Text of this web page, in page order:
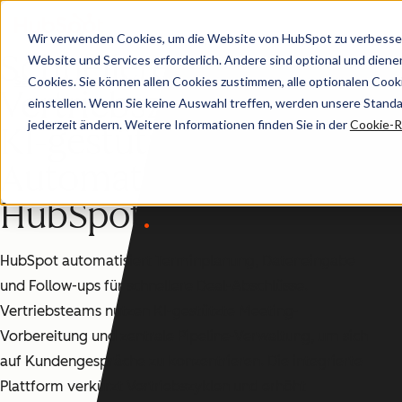
Wir verwenden Cookies, um die Website von HubSpot zu
Website und Services erforderlich. Andere sind optional und
Cookies. Sie können allen Cookies zustimmen, alle optionalen
einstellen. Wenn Sie keine Auswahl treffen, werden unsere
jederzeit ändern. Weitere Informationen finden Sie in derCookie-
Sales Hub
Schnellere
Vertriebszyklen durch
KI-gestützte
HubSpot
HubSpot automatisiert Terminplanung, Dateneingabe
und Follow-ups für schnellere Deal-Abschlüsse.
Vertriebsteams nutzen KI-gestützte Meeting-
Vorbereitung und zentrale Pipeline-Verwaltung, um sich
auf Kundengespräche zu konzentrieren. Die integrierte
Plattform verkürzt Vertriebszyklen und erhöht